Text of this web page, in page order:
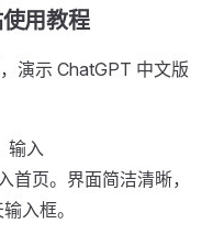
用教程
演示 ChatGPT 中文版
输入
首页。界面简洁清晰，
入框。